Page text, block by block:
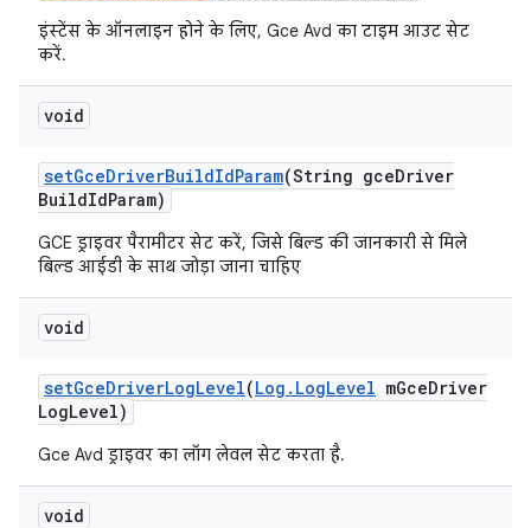
इंस्टेंस के ऑनलाइन होने के लिए, Gce Avd का टाइम आउट सेट
करें.
void
setGceDriverBuildIdParam(String gceDriver
BuildIdParam)
GCE ड्राइवर पैरामीटर सेट करें, जिसे बिल्ड की जानकारी से मिले
बिल्ड आईडी के साथ जोड़ा जाना चाहिए
void
setGceDriverLogLevel(Log . LogLevel mGceDriver
LogLevel)
Gce Avd ड्राइवर का लॉग लेवल सेट करता है.
void